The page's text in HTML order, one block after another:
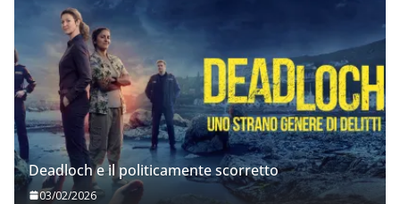
Deadloch e il politicamente scorretto
03/02/2026